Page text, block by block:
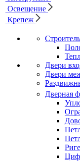
Освещение
Крепеж
Двери
Двери
Дверная